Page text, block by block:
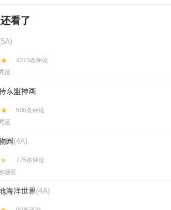
看了
4273条评论
区
东盟神画
500条评论
区
园(4A)
775条评论
塘区
海洋世界(4A)